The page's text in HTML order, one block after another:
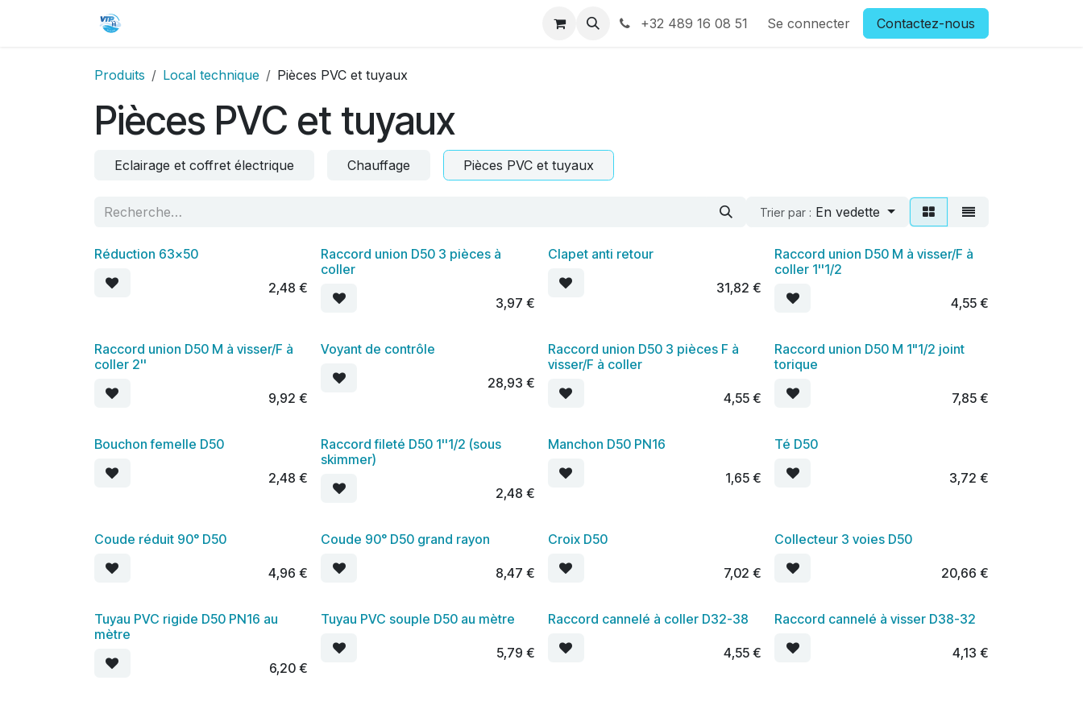
+32 489 16 08 51 Se connecter Contactez-nous
Produits Local technique Pièces PVC et tuyaux
Pièces PVC et tuyaux
Eclairage et coffret électrique Chauffage Pièces PVC et tuyaux
Trier par : En vedette
Réduction 63x50
2,48 €
Raccord union D50 3 pièces à
coller
3,97 €
Clapet anti retour
31,82 €
Raccord union D50 M à visser/F à
coller 1''1/2
4,55€
Raccord union D50 M à visser/F à
coller 2''
9,92 €
Voyant de contrôle
28,93 €
Raccord union D50 3 pièces F à
visser/F à coller
4,55 €
Raccord union D50 M 1"1/2 joint
torique
7,85€
Bouchon femelle D50
2,48 €
Raccord fileté D50 1''1/2 (sous
skimmer)
2,48 €
Manchon D50 PN16
1,65 €
Té D50
3,72 €
Coude réduit 90° D50
4,96 €
Coude 90° D50 grand rayon
8,47 €
Croix D50
7,02 €
Collecteur 3 voies D50
20,66 €
Tuyau PVC rigide D50 PN16 au
mètre
6,20 €
Tuyau PVC souple D50 au mètre
5,79 €
Raccord cannelé à coller D32-38
4,55 €
Raccord cannelé à visser D38-32
4,13 €